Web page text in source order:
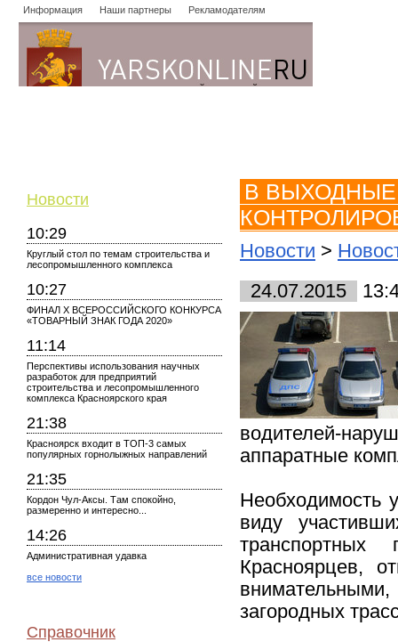
Информация Наши партнеры Рекламодателям
Новости
10:29
Круглый стол по темам строительства и
лесопромышленного комплекса
10:27
ФИНАЛ X ВСЕРОССИЙСКОГО КОНКУРСА
«ТОВАРНЫЙ ЗНАК ГОДА 2020»
11:14
Перспективы использования научных
разработок для предприятий
строительства и лесопромышленного
комплекса Красноярского края
21:38
Красноярск входит в ТОП-3 самых
популярных горнолыжных направлений
21:35
Кордон Чул-Аксы. Там спокойно,
размеренно и интересно...
14:26
Административная удавка
все новости
Справочник
В
Новости >
24.07.2015
водителей-
аппаратные
Необходимость
виду
транспортных
Красноярцев,
загородных